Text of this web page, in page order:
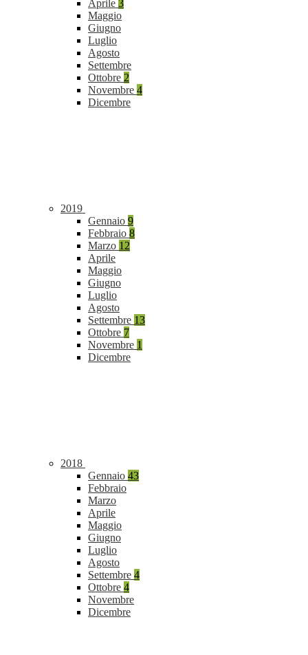
Aprile 3
Maggio
Giugno
Luglio
Agosto
Settembre
Ottobre 2
Novembre 4
Dicembre
2019
Gennaio 9
Febbraio 8
Marzo 12
Aprile
Maggio
Giugno
Luglio
Agosto
Settembre 13
Ottobre 7
Novembre 1
Dicembre
2018
Gennaio 43
Febbraio
Marzo
Aprile
Maggio
Giugno
Luglio
Agosto
Settembre 4
Ottobre 4
Novembre
Dicembre